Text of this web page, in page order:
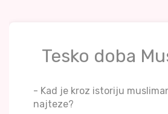
Tesko doba
- Kad je kroz istoriju
najteze?